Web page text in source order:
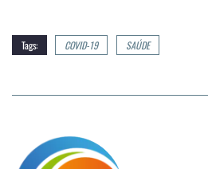
Tags: COVID-19 SAÚDE